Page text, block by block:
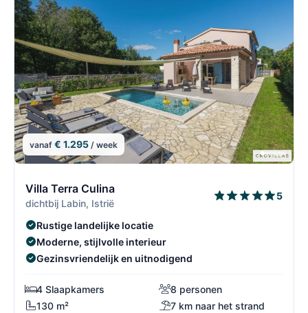
vanaf € 1.295 / week
Villa Terra Culina
dichtbij Labin, Istrië
5
Rustige landelijke locatie
Moderne, stijlvolle interieur
Gezinsvriendelijk en uitnodigend
4 Slaapkamers
8 personen
130 m²
7 km naar het strand